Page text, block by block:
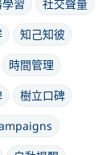
習
社交聲量
知己知彼
時間管理
樹立口碑